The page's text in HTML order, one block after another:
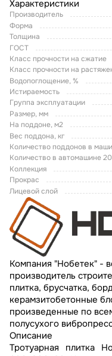
Характеристики
Производитель
Форма
Толщина
ГОСТ
Класс прочности на сжатие
Класс прочности на
Водопоглощение, %
Истираемость
Группа эксплуатации
Размер, мм
На поддоне, м2
Вес поддона, кг
Количество поддонов в
Количество в автомашине
Коллекция
Прокрас
Лицевой слой
Компания "Нобетек" -
производитель
плитка, брусчатка,
керамзитобетонные
произведенные по
полусухого
Описание
Тротуарная плитка